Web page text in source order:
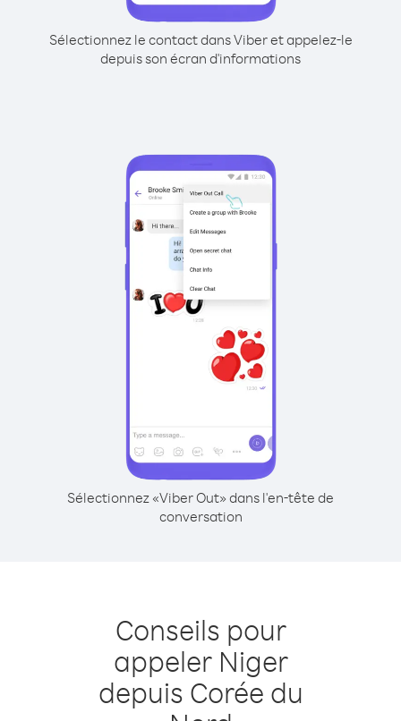
Sélectionnez le contact dans Viber et appelez-le
depuis son écran d'informations
Sélectionnez «Viber Out» dans l'en-tête de
conversation
Conseils pour
appeler Niger
depuis Corée du